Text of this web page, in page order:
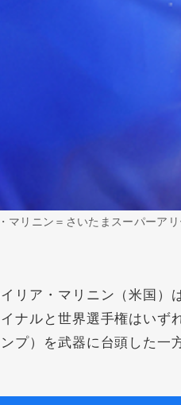
リニン＝さいたまスーパーアリ
リア・マリニン（米国）
ナルと世界選手権はいず
プ）を武器に台頭した一